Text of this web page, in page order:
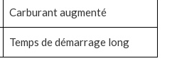
Carburant augmenté
Temps de démarrage long